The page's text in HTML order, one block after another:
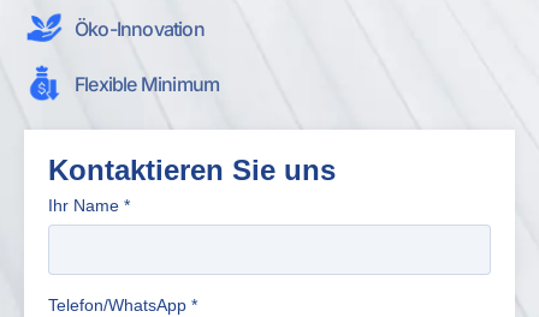
Öko-Innovation
Flexible Minimum
Kontaktieren Sie uns
Ihr Name *
Telefon/WhatsApp *